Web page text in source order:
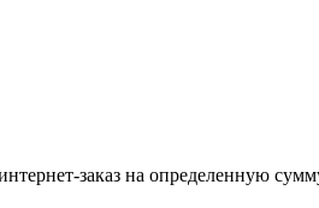
заказ на определенную